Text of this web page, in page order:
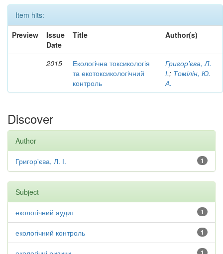
Item hits:
Preview
Issue
Date
Title Author(s)
2015
Екологічна токсикологія
та екотоксикологічний
контроль
Григор'єва, Л.
І.; Томілін, Ю.
А.
Discover
Author
1
Григор'єва, Л. І.
Subject
1
екологічний аудит
1
екологічний контроль